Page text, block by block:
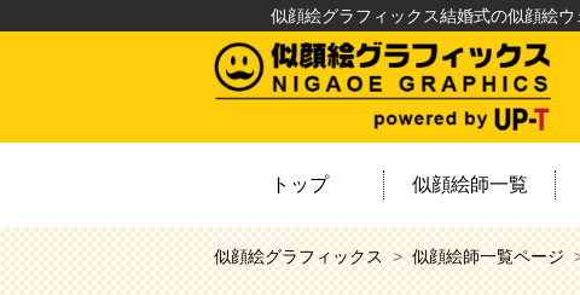
似顔絵グラフィックス結婚式の似顔絵
トップ 似顔絵師一覧
似顔絵グラフィックス 似顔絵師一覧ページ